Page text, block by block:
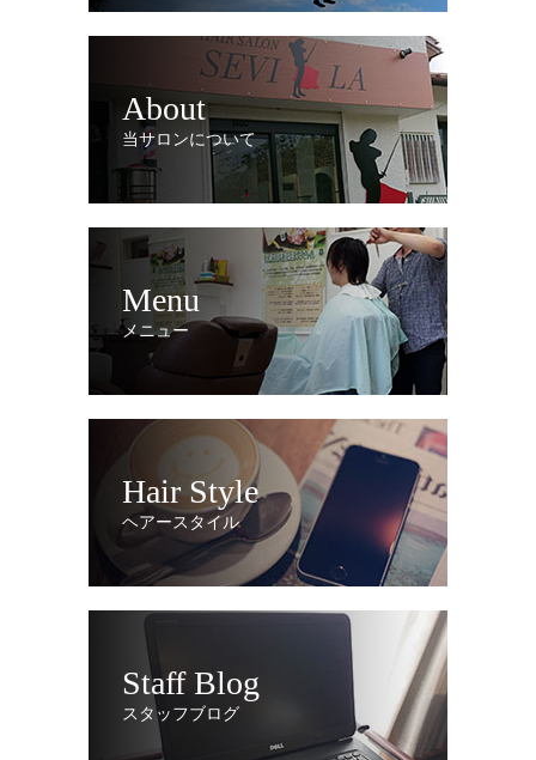
About
当サロンについて
Menu
メニュー
Hair Style
ヘアースタイル
Staff Blog
スタッフブログ